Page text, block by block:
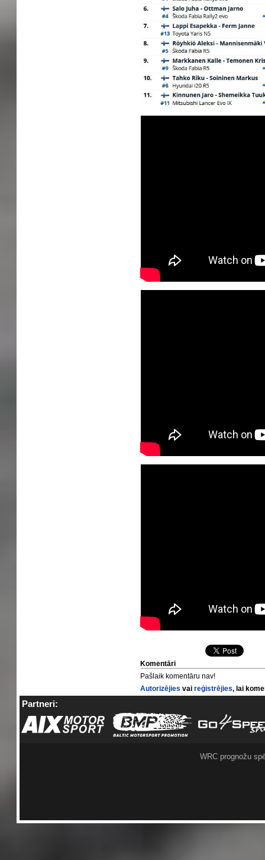
Komentāri
Pašlaik komentāru nav!
Autorizējies vaireģistrējies, lai
Partneri:
WRC prognožu